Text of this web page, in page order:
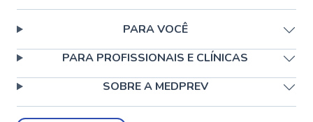
PARA VOCÊ
PARA PROFISSIONAIS E CLÍNICAS
SOBRE A MEDPREV